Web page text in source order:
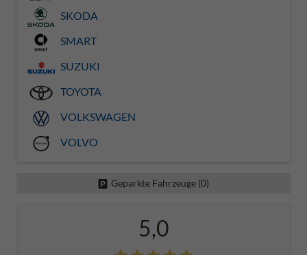
SKODA
SMART
SUZUKI
TOYOTA
VOLKSWAGEN
VOLVO
Geparkte Fahrzeuge (0)
5,0